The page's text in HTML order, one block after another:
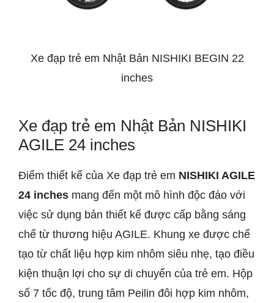
Xe đạp trẻ em Nhật Bản NISHIKI BEGIN 22
inches
Xe đạp trẻ em Nhật Bản NISHIKI
AGILE 24 inches
Điểm thiết kế của Xe đạp trẻ em NISHIKI AGILE
24 inches mang đến một mô hình độc đáo với
việc sử dụng bản thiết kế được cấp bằng sáng
chế từ thương hiệu AGILE. Khung xe được chế
tạo từ chất liệu hợp kim nhôm siêu nhẹ, tạo điều
kiện thuận lợi cho sự di chuyển của trẻ em. Hộp
số 7 tốc độ, trung tâm Peilin đôi hợp kim nhôm,